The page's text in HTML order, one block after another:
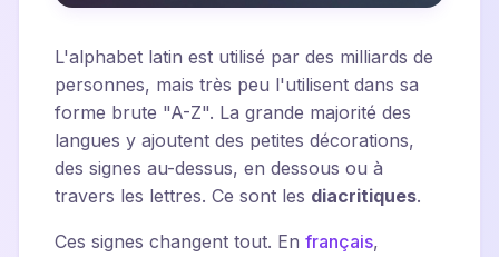
L'alphabet latin est utilisé par des milliards de
personnes, mais très peu l'utilisent dans sa
forme brute "A-Z". La grande majorité des
langues y ajoutent des petites décorations,
des signes au-dessus, en dessous ou à
travers les lettres. Ce sont les diacritiques.
Ces signes changent tout. En français,